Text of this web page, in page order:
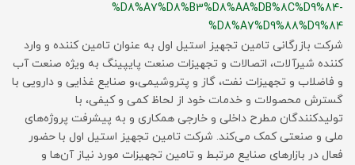
%D8%A7%D8%B3%D8%AA%DB%8C%D9%84-
%D8%A7%D9%88%D9%84
شرکت بازرگانی تامین تجهیز استیل اول به عنوان تامین کننده و وارد
کننده شیرآلات، اتصالات و تجهیزات صنعت پایپینگ به ویژه صنعت آب
و فاضلاب و تجهیزات نفت، گاز و پتروشیمی،و صنایع غذایی و دارویی با
گسترش محصولات و خدمات خود از لحاظ کمی و کیفی، با
تولیدکنندگان مطرح داخلی و خارجی همکاری و به پیشرفت پروژه‌های
ملی و صنعتی کمک می‌کند. شرکت تامین تجهیز استیل اول با حضور
فعال در بازارهای صنایع مرتبط و تامین تجهیزات مورد نیاز آن‌‌ها و